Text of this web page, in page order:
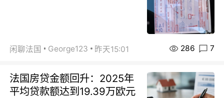
闲聊法国 George123 昨天15:01 286 7
法国房贷金额回升：2025年
平均贷款额达到19.39万欧元